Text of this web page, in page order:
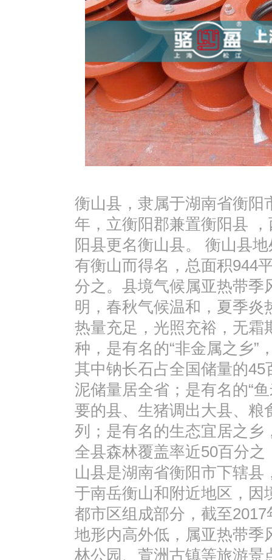
衡山县，隶属于湖南省衡阳
年，立衡阳郡兼置衡阳县
阳县更名衡山县。 衡山县
有衡山而得名，总面积944
分之。县境气候属亚热带季
明，春秋气候温和，夏季炎
热量充足，光照充裕，无霜
种，是有名的“非金属之乡”
其中钠长石占全国储量的
泥储量居全省；是有名的“
要的县、生猪调出大县、粮
列；是有名的生态宜居之乡
全县森林覆盖率近50百分
山县是湖南省衡阳市下辖
于南岳衡山和附近地区，因
都市区组成部分，截至
地形内高外低，属亚热带季
林公园、萱洲古镇等旅游景